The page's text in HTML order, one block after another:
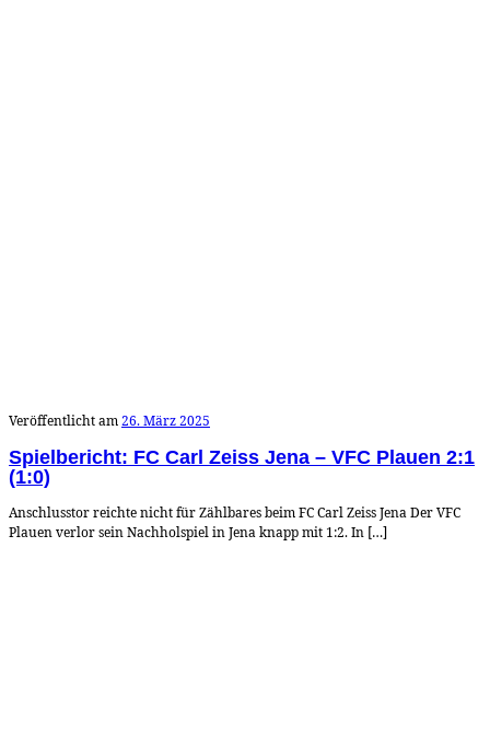
Veröffentlicht am26. März 2025
Spielbericht: FC Carl Zeiss Jena – VFC Plauen 2:1
(1:0)
Anschlusstor reichte nicht für Zählbares beim FC Carl Zeiss Jena Der VFC
Plauen verlor sein Nachholspiel in Jena knapp mit 1:2. In […]